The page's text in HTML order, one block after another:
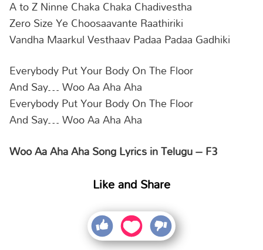
A to Z Ninne Chaka Chaka Chadivestha
Zero Size Ye Choosaavante Raathiriki
Vandha Maarkul Vesthaav Padaa Padaa Gadhiki
Everybody Put Your Body On The Floor
And Say… Woo Aa Aha Aha
Everybody Put Your Body On The Floor
And Say… Woo Aa Aha Aha
Woo Aa Aha Aha Song Lyrics in Telugu – F3
Like and Share